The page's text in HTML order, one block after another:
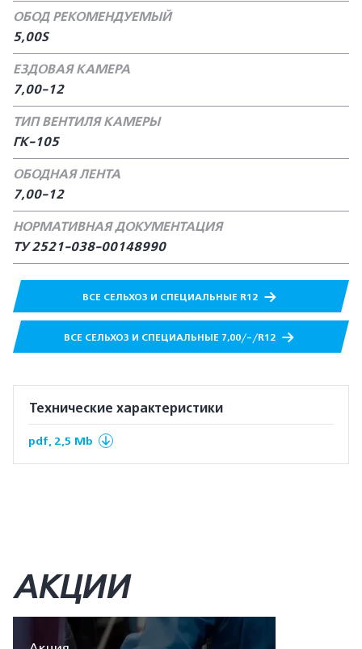
ОБОД РЕКОМЕНДУЕМЫЙ
5,00S
ЕЗДОВАЯ КАМЕРА
7,00-12
ТИП ВЕНТИЛЯ КАМЕРЫ
ГК-105
ОБОДНАЯ ЛЕНТА
7,00-12
НОРМАТИВНАЯ ДОКУМЕНТАЦИЯ
ТУ 2521-038-00148990
ВСЕ СЕЛЬХОЗ И СПЕЦИАЛЬНЫЕ R12
ВСЕ СЕЛЬХОЗ И СПЕЦИАЛЬНЫЕ 7,00/-/R12
Технические характеристики
pdf, 2,5 Mb
АКЦИИ